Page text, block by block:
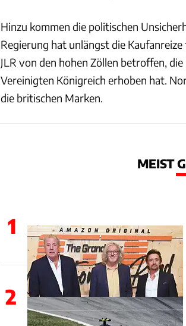
Hinzu kommen die politischen
Regierung hat unlängst die
JLR von den hohen Zöllen betroffen,
Vereinigten Königreich erhoben hat.
die britischen Marken.
MEIST
1
2